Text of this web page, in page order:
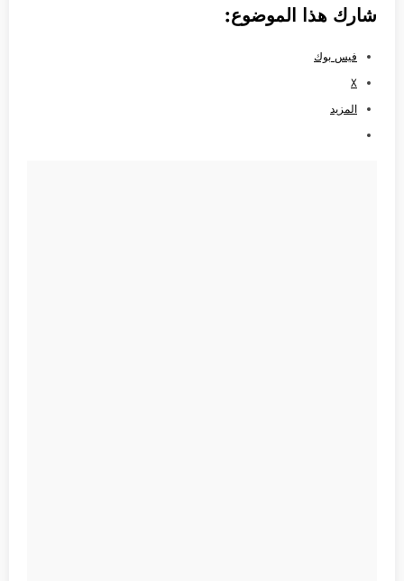
شارك هذا الموضوع:
فيس بوك
X
المزيد